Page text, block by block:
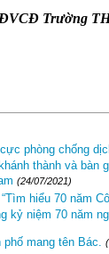
Trường
phòng chống
thành và bàn
(24/07/2021)
hiểu 70 năm
kỷ niệm 70 năm
mang tên Bác.